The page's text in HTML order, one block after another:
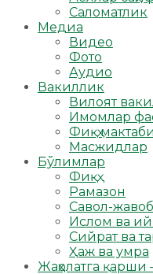
Саломатлик
Медиа
Видео
Фото
Аудио
Вакиллик
Вилоят
Имомлар
Фиқҳ мактаби
Масжидлар
Бўлимлар
Фиқҳ
Рамазон
Савол-жавоб
Ислом ва
Сийрат ва
Ҳаж ва умра
Жаҳолатга қарши